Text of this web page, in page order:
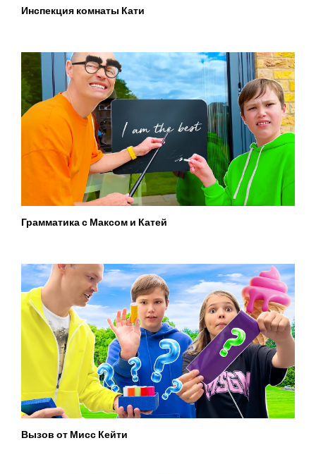
Инспекция комнаты Кати
Грамматика с Максом и Катей
Вызов от Мисс Кейти